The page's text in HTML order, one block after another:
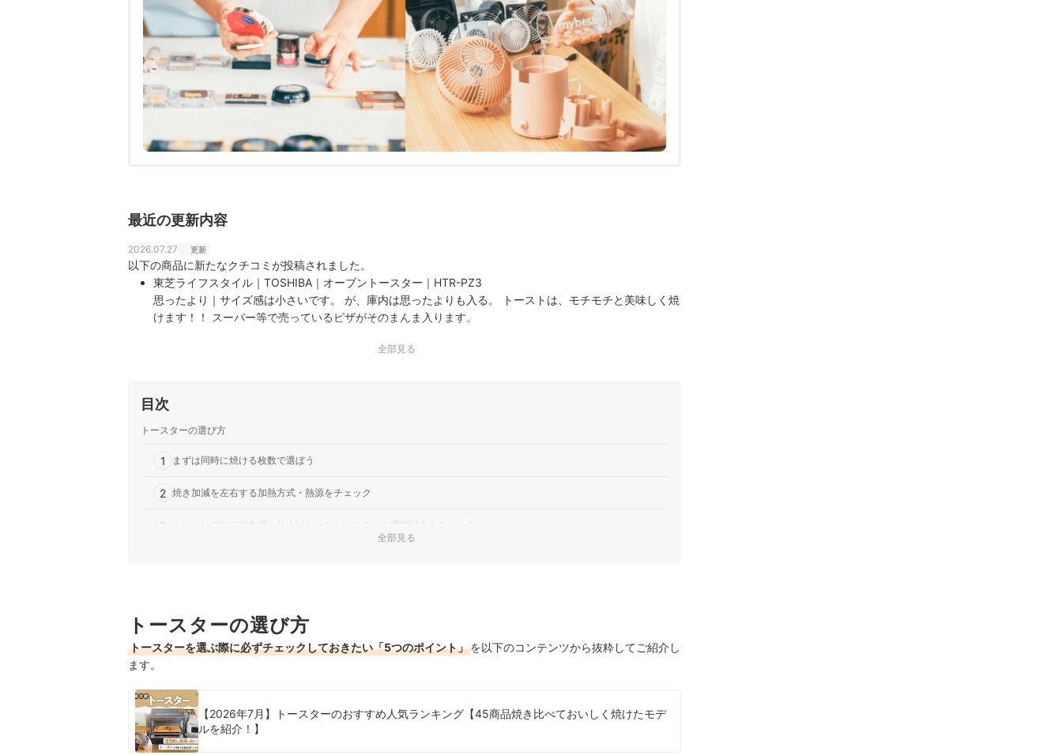
最近の更新内容
2026.07.27 更新
以下の商品に新たなクチコミが投稿されました。
東芝ライフスタイル｜TOSHIBA｜オーブントースター｜HTR-PZ3
思ったより｜サイズ感は小さいです。 が、庫内は思ったよりも入る。 トーストは、モチモチと美味しく焼
けます！！ スーパー等で売っているピザがそのまんま入ります。
全部見る
目次
トースターの選び方
1 まずは同時に焼ける枚数で選ぼう
2 焼き加減を左右する加熱方式・熱源をチェック
3 もっちりフワフワ食感に仕上げたいなら、スチーム機能付きをチェック
1000Wのトースター全60商品おすすめ人気ランキング
売れ筋の人気1000Wのトースター全13商品を徹底比較！
全部見る
トースターの選び方
トースターを選ぶ際に必ずチェックしておきたい「5つのポイント」を以下のコンテンツから抜粋してご紹介し
ます。
【2026年7月】トースターのおすすめ人気ランキング【45商品焼き比べておいしく焼けたモデ
ルを紹介！】